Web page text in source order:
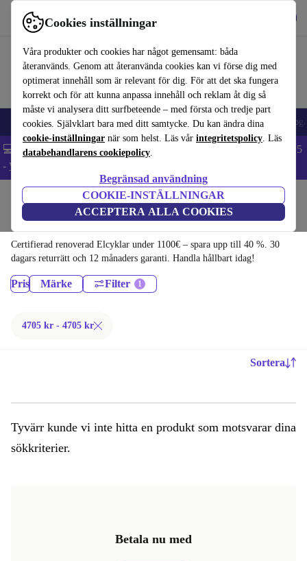
Cookies inställningar
Våra produkter och cookies har något gemensamt: båda
återanvänds. Genom att återanvända cookies kan vi förse dig med
optimerat innehåll som är relevant för dig. För att det ska fungera
korrekt och för att kunna anpassa innehåll och reklam åt dig så
måste vi analysera ditt surfbeteende – med första och tredje part
cookies. Självklart bara med ditt samtycke. Du kan ändra dina
cookie-inställningar när som helst. Läs vår integritetspolicy. Läs
databehandlarens cookiepolicy.
Begränsad användning
COOKIE-INSTÄLLNINGAR
ACCEPTERA ALLA COOKIES
Använd refurbed snabbt och enkelt
🎒 Back to school Elektronik Hushåll Kök Sport Elcykel Yoga
💻 Extra 5% rabatt på alla MacBooks och laptops - Code: LAPTOP5
- Villkor
Cyklar & Scooters
Elcyklar:
Certifierad renoverad Elcyklar under 1100€ – spara upp till 40 %. 30
dagars returrätt och 12 månaders garanti. Handla hållbart idag!
Pris Märke Filter
4705 kr - 4705 kr
Sortera
Tyvärr kunde vi inte hitta en produkt som motsvarar dina
sökkriterier.
Betala nu med